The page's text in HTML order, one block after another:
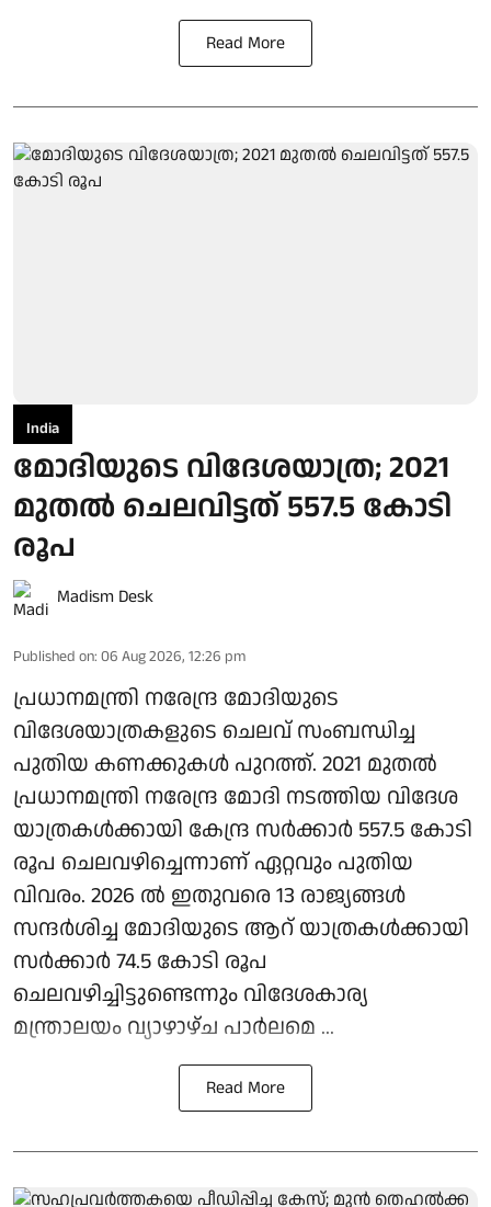
Read More
India
മോദിയുടെ വിദേശയാത്ര; 2021
മുതല്‍ ചെലവിട്ടത് 557.5 കോടി
രൂപ
Madism Desk
Published on: 06 Aug 2026, 12:26 pm
പ്രധാനമന്ത്രി നരേന്ദ്ര മോദിയുടെ
വിദേശയാത്രകളുടെ ചെലവ് സംബന്ധിച്ച
പുതിയ കണക്കുകള്‍ പുറത്ത്. 2021 മുതല്‍
പ്രധാനമന്ത്രി നരേന്ദ്ര മോദി നടത്തിയ വിദേശ
യാത്രകള്‍ക്കായി കേന്ദ്ര സര്‍ക്കാര്‍ 557.5 കോടി
രൂപ ചെലവഴിച്ചെന്നാണ് ഏറ്റവും പുതിയ
വിവരം. 2026 ല്‍ ഇതുവരെ 13 രാജ്യങ്ങള്‍
സന്ദര്‍ശിച്ച മോദിയുടെ ആറ് യാത്രകള്‍ക്കായി
സര്‍ക്കാര്‍ 74.5 കോടി രൂപ
ചെലവഴിച്ചിട്ടുണ്ടെന്നും വിദേശകാര്യ
മന്ത്രാലയം വ്യാഴാഴ്ച പാര്‍ലമെ ...
Read More